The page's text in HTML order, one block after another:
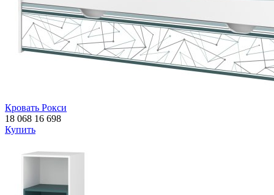
Кровать Рокси
18 068 16 698
Купить